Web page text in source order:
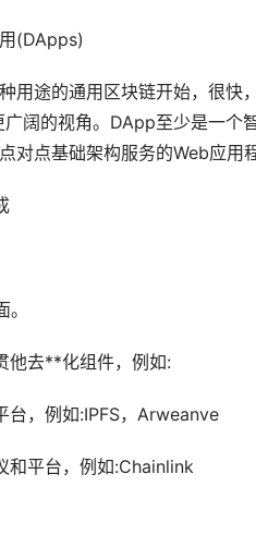
(DApps)
用途的通用区块链开始，很快
广阔的视角。DApp至少是一
对点基础架构服务的Web应用程
他去**化组件，例如:
，例如:IPFS，Arweanve
和平台，例如:Chainlink